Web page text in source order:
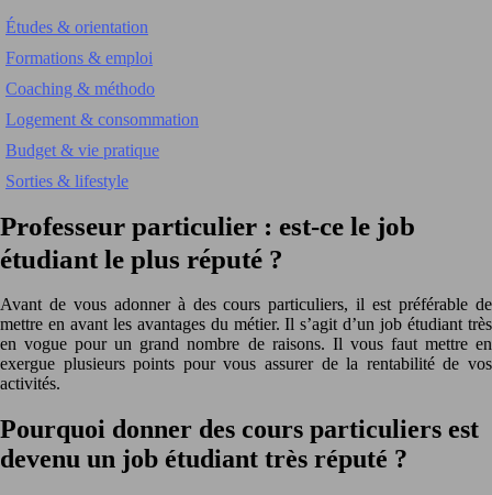
Études & orientation
Formations & emploi
Coaching & méthodo
Logement & consommation
Budget & vie pratique
Sorties & lifestyle
Professeur particulier : est-ce le job
étudiant le plus réputé ?
Avant de vous adonner à des cours particuliers, il est préférable de
mettre en avant les avantages du métier. Il s’agit d’un job étudiant très
en vogue pour un grand nombre de raisons. Il vous faut mettre en
exergue plusieurs points pour vous assurer de la rentabilité de vos
activités.
Pourquoi donner des cours particuliers est
devenu un job étudiant très réputé ?